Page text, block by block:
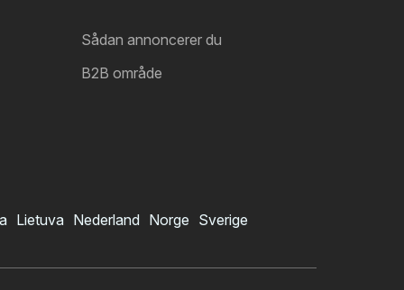
Sådan annoncerer du
B2B område
Lietuva Nederland Norge Sverige